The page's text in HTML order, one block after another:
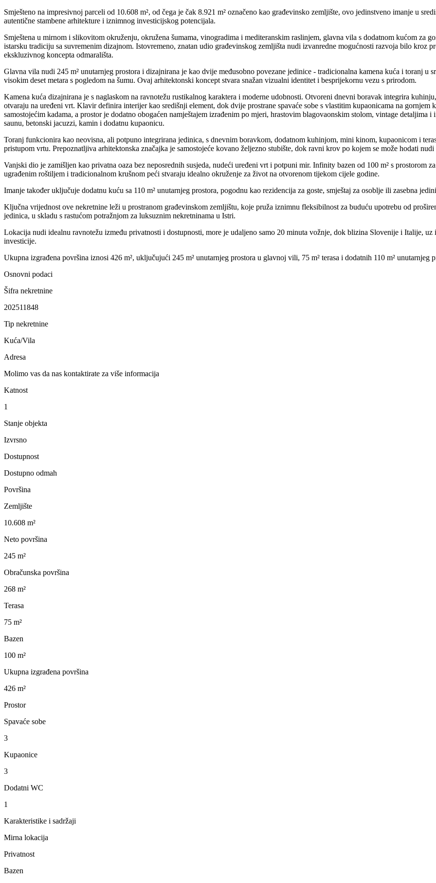
Smješteno na impresivnoj parceli od 10.608 m², od čega je čak 8.921 m² označeno kao građevinsko zemljište, ovo jedinstveno imanje u
autentične stambene arhitekture i iznimnog investicijskog potencijala.
Smještena u mirnom i slikovitom okruženju, okružena šumama, vinogradima i mediteranskim raslinjem, glavna vila s dodatnom kućom za
istarsku tradiciju sa suvremenim dizajnom. Istovremeno, znatan udio građevinskog zemljišta nudi izvanredne mogućnosti razvoja bilo kroz
ekskluzivnog koncepta odmarališta.
Glavna vila nudi 245 m² unutarnjeg prostora i dizajnirana je kao dvije međusobno povezane jedinice - tradicionalna kamena kuća i toranj
visokim deset metara s pogledom na šumu. Ovaj arhitektonski koncept stvara snažan vizualni identitet i besprijekornu vezu s prirodom.
Kamena kuća dizajnirana je s naglaskom na ravnotežu rustikalnog karaktera i moderne udobnosti. Otvoreni dnevni boravak integrira
otvaraju na uređeni vrt. Klavir definira interijer kao središnji element, dok dvije prostrane spavaće sobe s vlastitim kupaonicama na
samostojećim kadama, a prostor je dodatno obogaćen namještajem izrađenim po mjeri, hrastovim blagovaonskim stolom, vintage
saunu, betonski jacuzzi, kamin i dodatnu kupaonicu.
Toranj funkcionira kao neovisna, ali potpuno integrirana jedinica, s dnevnim boravkom, dodatnom kuhinjom, mini kinom, kupaonicom i
pristupom vrtu. Prepoznatljiva arhitektonska značajka je samostojeće kovano željezno stubište, dok ravni krov po kojem se može hodati
Vanjski dio je zamišljen kao privatna oaza bez neposrednih susjeda, nudeći uređeni vrt i potpuni mir. Infinity bazen od 100 m² s prostorom
ugrađenim roštiljem i tradicionalnom krušnom peći stvaraju idealno okruženje za život na otvorenom tijekom cijele godine.
Imanje također uključuje dodatnu kuću sa 110 m² unutarnjeg prostora, pogodnu kao rezidencija za goste, smještaj za osoblje ili zasebna
Ključna vrijednost ove nekretnine leži u prostranom građevinskom zemljištu, koje pruža iznimnu fleksibilnost za buduću upotrebu od
jedinica, u skladu s rastućom potražnjom za luksuznim nekretninama u Istri.
Lokacija nudi idealnu ravnotežu između privatnosti i dostupnosti, more je udaljeno samo 20 minuta vožnje, dok blizina Slovenije i Italije,
investicije.
Ukupna izgrađena površina iznosi 426 m², uključujući 245 m² unutarnjeg prostora u glavnoj vili, 75 m² terasa i dodatnih 110 m² unutarnjeg
Osnovni podaci
Šifra nekretnine
202511848
Tip nekretnine
Kuća/Vila
Adresa
Molimo vas da nas kontaktirate za više informacija
Katnost
1
Stanje objekta
Izvrsno
Dostupnost
Dostupno odmah
Površina
Zemljište
10.608 m²
Neto površina
245 m²
Obračunska površina
268 m²
Terasa
75 m²
Bazen
100 m²
Ukupna izgrađena površina
426 m²
Prostor
Spavaće sobe
3
Kupaonice
3
Dodatni WC
1
Karakteristike i sadržaji
Mirna lokacija
Privatnost
Bazen